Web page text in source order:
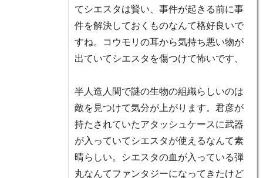
てシエスタは賢い、事件が起きる前に事
件を解決しておくものなんて格好良いで
すね。コウモリの耳から気持ち悪い物が
出ていてシエスタを傷つけて怖いです、
半人造人間で謎の生物の組織らしいのは
敵を見つけて気分が上がります。君彦が
持たされていたアタッシュケースに武器
が入っていてシエスタが使えるなんて素
晴らしい。シエスタの血が入っている弾
丸なんてファンタジーになってきたけど